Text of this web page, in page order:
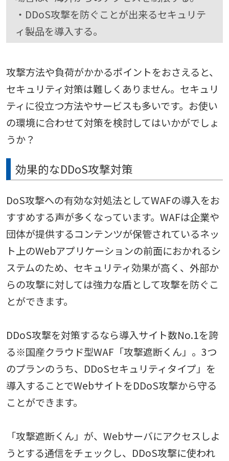
・DDoS攻撃を防ぐことが出来るセキュリテ
ィ製品を導入する。
攻撃方法や負荷がかかるポイントをおさえると、
セキュリティ対策は難しくありません。セキュリ
ティに役立つ方法やサービスも多いです。お使い
の環境に合わせて対策を検討してはいかがでしょ
うか？
効果的なDDoS攻撃対策
DoS攻撃への有効な対処法としてWAFの導入をお
すすめする声が多くなっています。WAFは企業や
団体が提供するコンテンツが保管されているネッ
ト上のWebアプリケーションの前面におかれるシ
ステムのため、セキュリティ効果が高く、外部か
らの攻撃に対しては強力な盾として攻撃を防ぐこ
とができます。
DDoS攻撃を対策するなら導入サイト数No.1を誇
る※国産クラウド型WAF「攻撃遮断くん」。3つ
のプランのうち、DDoSセキュリティタイプ」を
導入することでWebサイトをDDoS攻撃から守る
ことができます。
「攻撃遮断くん」が、Webサーバにアクセスしよ
うとする通信をチェックし、DDoS攻撃に使われ